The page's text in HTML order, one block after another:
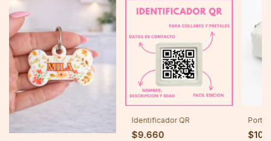
Identificador QR
$9.660
Porta